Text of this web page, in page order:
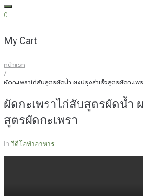
0
My Cart
หน้าแรก
/
ผัดกะเพราไก่สับสูตรผัดน้ำ ผงปรุงสำเร็จสูตรผัดกะเพ
ผัดกะเพราไก่สับสูตรผัดน้ำ ผ
สูตรผัดกะเพรา
In วีดีโอทำอาหาร